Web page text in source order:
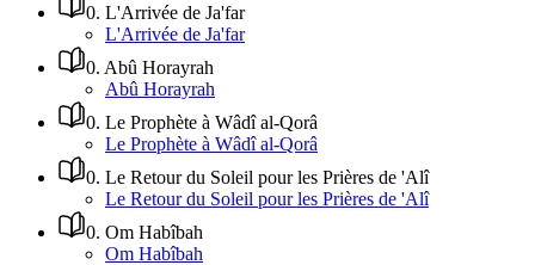
0. L'Arrivée de Ja'far
L'Arrivée de Ja'far
0. Abû Horayrah
Abû Horayrah
0. Le Prophète à Wâdî al-Qorâ
Le Prophète à Wâdî al-Qorâ
0. Le Retour du Soleil pour les Prières de 'Alî
Le Retour du Soleil pour les Prières de 'Alî
0. Om Habîbah
Om Habîbah